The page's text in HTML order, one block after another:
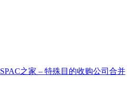
SPAC之家 – 特殊目的收购公司合并